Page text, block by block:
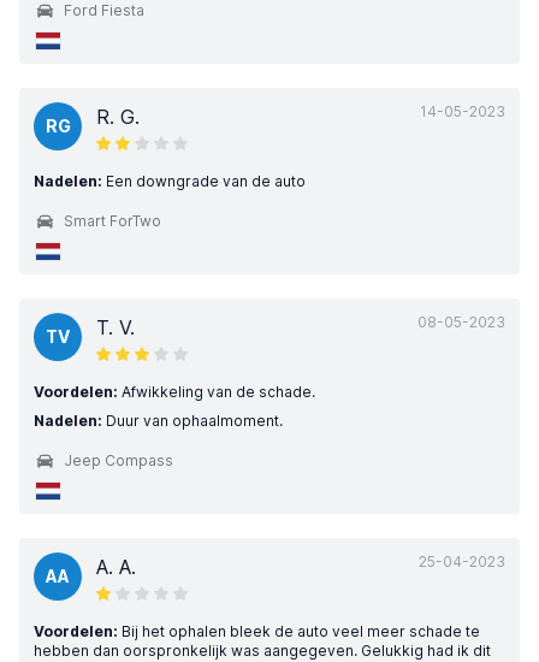
Ford Fiesta
14-05-2023
RG R. G.
Nadelen: Een downgrade van de auto
Smart ForTwo
08-05-2023
TV T. V.
Voordelen: Afwikkeling van de schade.
Nadelen: Duur van ophaalmoment.
Jeep Compass
25-04-2023
AA A. A.
Voordelen: Bij het ophalen bleek de auto veel meer schade te
hebben dan oorspronkelijk was aangegeven. Gelukkig had ik dit